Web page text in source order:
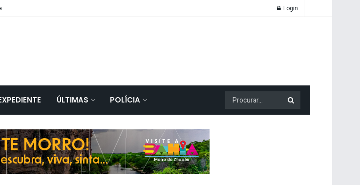
Login
ÚLTIMAS POLÍCIA